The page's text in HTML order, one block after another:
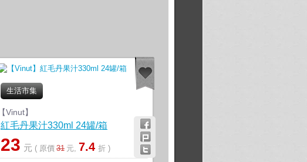
生活市集
【Vinut】
紅毛丹果汁330ml 24罐/箱
23 元 ( 原價 31 元, 7.4 折 )